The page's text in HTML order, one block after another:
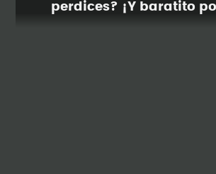
perdices? ¡Y baratito